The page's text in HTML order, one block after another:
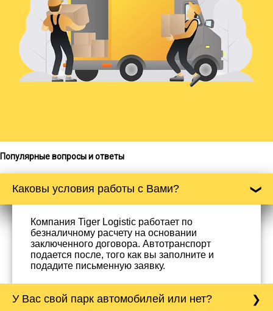
Популярные вопросы и ответы
Каковы условия работы с Вами?
Компания Tiger Logistic работает по
безналичному расчету на основании
заключенного договора. Автотранспорт
подается после, того как вы заполните и
подадите письменную заявку.
У Вас свой парк автомобилей или нет?